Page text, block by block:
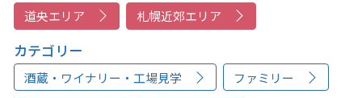
道央エリア 札幌近郊エリア
カテゴリー
酒蔵・ワイナリー・工場見学 ファミリー